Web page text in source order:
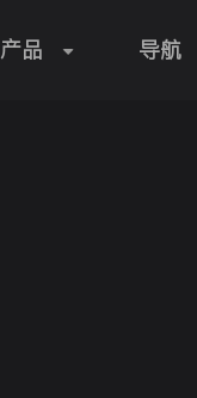
产品 导航